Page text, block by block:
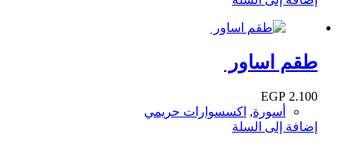
طقم اساور
EGP 2.100
أسورة, اكسسوارات حريمي
إضافة إلى السلة